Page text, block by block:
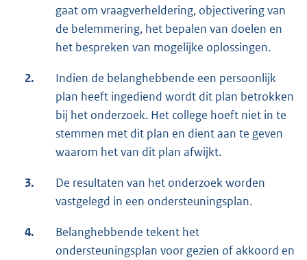
gaat om vraagverheldering, objectivering van
de belemmering, het bepalen van doelen en
het bespreken van mogelijke oplossingen.
2.
Indien de belanghebbende een persoonlijk
plan heeft ingediend wordt dit plan betrokken
bij het onderzoek. Het college hoeft niet in te
stemmen met dit plan en dient aan te geven
waarom het van dit plan afwijkt.
3.
De resultaten van het onderzoek worden
vastgelegd in een ondersteuningsplan.
4.
Belanghebbende tekent het
ondersteuningsplan voor gezien of akkoord en